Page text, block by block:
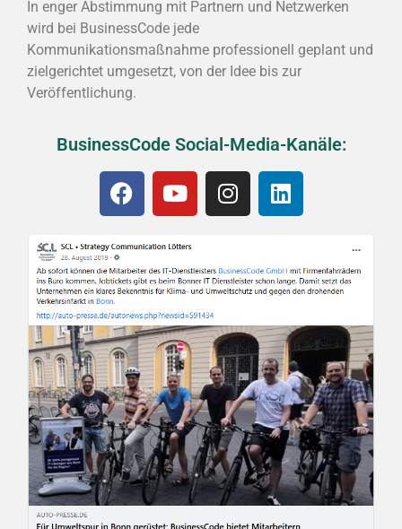
In enger Abstimmung mit Partnern und Netzwerken
wird bei BusinessCode jede
Kommunikationsmaßnahme professionell geplant und
zielgerichtet umgesetzt, von der Idee bis zur
Veröffentlichung.
BusinessCode Social-Media-Kanäle: